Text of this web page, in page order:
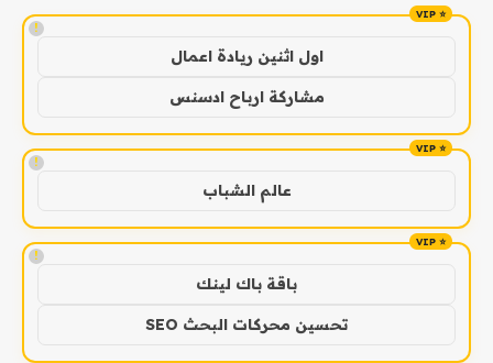
!
اول اثنين ريادة اعمال
مشاركة ارباح ادسنس
!
عالم الشباب
!
باقة باك لينك
تحسين محركات البحث SEO